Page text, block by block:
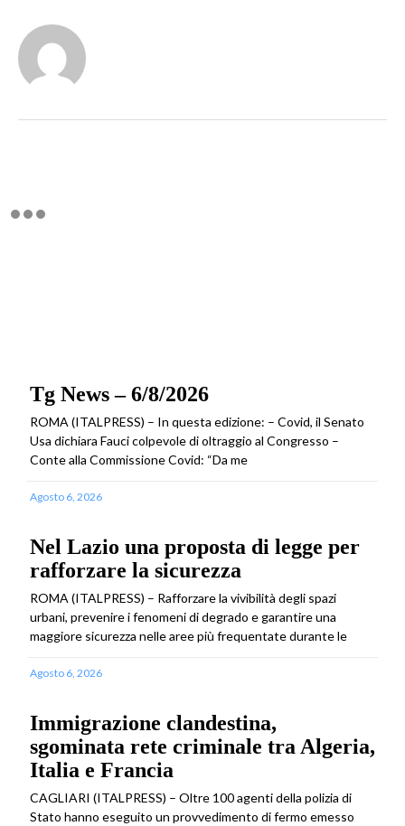
Tg News – 6/8/2026
ROMA (ITALPRESS) – In questa edizione: – Covid, il Senato
Usa dichiara Fauci colpevole di oltraggio al Congresso –
Conte alla Commissione Covid: “Da me
Agosto 6, 2026
Nel Lazio una proposta di legge per
rafforzare la sicurezza
ROMA (ITALPRESS) – Rafforzare la vivibilità degli spazi
urbani, prevenire i fenomeni di degrado e garantire una
maggiore sicurezza nelle aree più frequentate durante le
Agosto 6, 2026
Immigrazione clandestina,
sgominata rete criminale tra Algeria,
Italia e Francia
CAGLIARI (ITALPRESS) – Oltre 100 agenti della polizia di
Stato hanno eseguito un provvedimento di fermo emesso